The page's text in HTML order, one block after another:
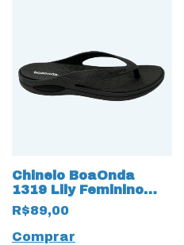
Chinelo BoaOnda
1319 Lily Feminino
Preto
R$89,00
Comprar